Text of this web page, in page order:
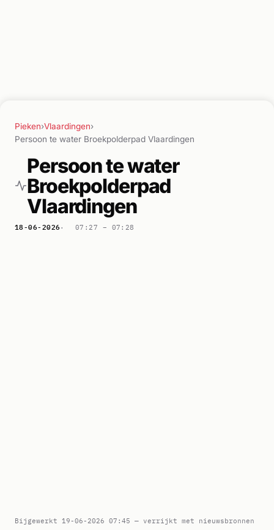
Pieken›Vlaardingen›
Persoon te water Broekpolderpad Vlaardingen
Persoon te water
Broekpolderpad
Vlaardingen
18-06-2026 07:27 – 07:28
Bijgewerkt 19-06-2026 07:45 — verrijkt met nieuwsbronnen